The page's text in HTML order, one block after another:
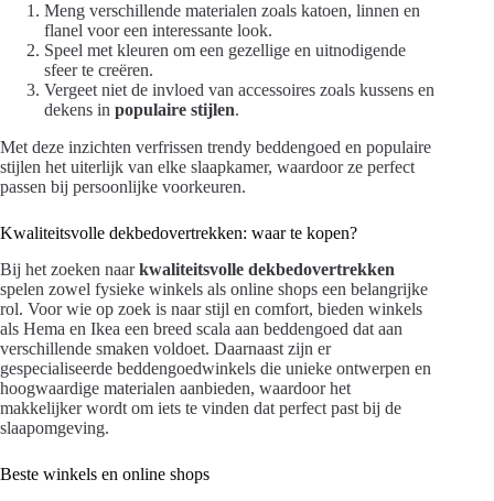
Meng verschillende materialen zoals katoen, linnen en
flanel voor een interessante look.
Speel met kleuren om een gezellige en uitnodigende
sfeer te creëren.
Vergeet niet de invloed van accessoires zoals kussens en
dekens in populaire stijlen.
Met deze inzichten verfrissen trendy beddengoed en populaire
stijlen het uiterlijk van elke slaapkamer, waardoor ze perfect
passen bij persoonlijke voorkeuren.
Kwaliteitsvolle dekbedovertrekken: waar te kopen?
Bij het zoeken naarkwaliteitsvolle dekbedovertrekken
spelen zowel fysieke winkels als online shops een belangrijke
rol. Voor wie op zoek is naar stijl en comfort, bieden winkels
als Hema en Ikea een breed scala aan beddengoed dat aan
verschillende smaken voldoet. Daarnaast zijn er
gespecialiseerde beddengoedwinkels die unieke ontwerpen en
hoogwaardige materialen aanbieden, waardoor het
makkelijker wordt om iets te vinden dat perfect past bij de
slaapomgeving.
Beste winkels en online shops